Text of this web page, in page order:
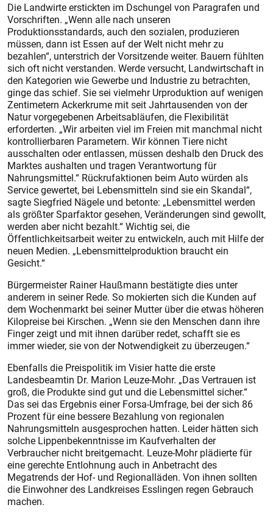
Die Landwirte erstickten im Dschungel von Paragrafen und
Vorschriften. „Wenn alle nach unseren
Produktionsstandards, auch den sozialen, produzieren
müssen, dann ist Essen auf der Welt nicht mehr zu
bezahlen“, unterstrich der Vorsitzende weiter. Bauern fühlten
sich oft nicht verstanden. Werde versucht, Landwirtschaft in
den Kategorien wie Gewerbe und Industrie zu betrachten,
ginge das schief. Sie sei vielmehr Urproduktion auf wenigen
Zentimetern Ackerkrume mit seit Jahrtausenden von der
Natur vorgegebenen Arbeitsabläufen, die Flexibilität
erforderten. „Wir arbeiten viel im Freien mit manchmal nicht
kontrollierbaren Parametern. Wir können Tiere nicht
ausschalten oder entlassen, müssen deshalb den Druck des
Marktes aushalten und tragen Verantwortung für
Nahrungsmittel.“ Rückrufaktionen beim Auto würden als
Service gewertet, bei Lebensmitteln sind sie ein Skandal“,
sagte Siegfried Nägele und betonte: „Lebensmittel werden
als größter Sparfaktor gesehen, Veränderungen sind gewollt,
werden aber nicht bezahlt.“ Wichtig sei, die
Öffentlichkeitsarbeit weiter zu entwickeln, auch mit Hilfe der
neuen Medien. „Lebensmittelproduktion braucht ein
Gesicht.“
Bürgermeister Rainer Haußmann bestätigte dies unter
anderem in seiner Rede. So mokierten sich die Kunden auf
dem Wochenmarkt bei seiner Mutter über die etwas höheren
Kilopreise bei Kirschen. „Wenn sie den Menschen dann ihre
Finger zeigt und mit ihnen darüber redet, schafft sie es
immer wieder, sie von der Notwendigkeit zu überzeugen.“
Ebenfalls die Preispolitik im Visier hatte die erste
Landesbeamtin Dr. Marion Leuze-Mohr. „Das Vertrauen ist
groß, die Produkte sind gut und die Lebensmittel sicher.“
Das sei das Ergebnis einer Forsa-Umfrage, bei der sich 86
Prozent für eine bessere Bezahlung von regionalen
Nahrungsmitteln ausgesprochen hatten. Leider hätten sich
solche Lippenbekenntnisse im Kaufverhalten der
Verbraucher nicht breitgemacht. Leuze-Mohr plädierte für
eine gerechte Entlohnung auch in Anbetracht des
Megatrends der Hof- und Regionalläden. Von ihnen sollten
die Einwohner des Landkreises Esslingen regen Gebrauch
machen.